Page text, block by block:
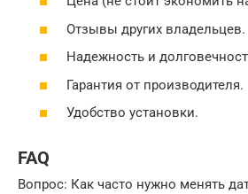
Отзывы других владельцев.
Надежность и
Гарантия от производителя.
Удобство установки.
FAQ
Вопрос: Как часто нужно менять